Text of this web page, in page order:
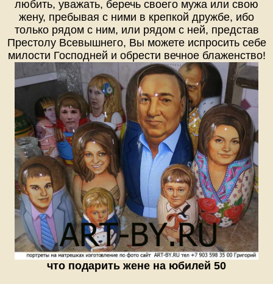
любить, уважать, беречь своего мужа или свою
жену, пребывая с ними в крепкой дружбе, ибо
только рядом с ним, или рядом с ней, представ
Престолу Всевышнего, Вы можете испросить себе
милости Господней и обрести вечное блаженство!
что подарить жене на юбилей 50